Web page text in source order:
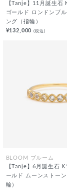
【Tanje】11月誕生石
ゴールド ロンドンブ
ング（指輪）
¥132,000(税込)
BLOOM ブルーム
【Tanje】6月誕生石
ールド ムーンストー
輪）